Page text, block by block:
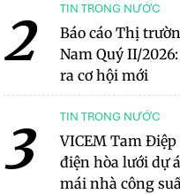
2 TIN TRONG NƯỚC
Báo cáo Thị
Nam Quý II/
ra cơ hội mới
3 TIN TRONG NƯỚC
VICEM Tam
điện hòa lưới dự
mái nhà công